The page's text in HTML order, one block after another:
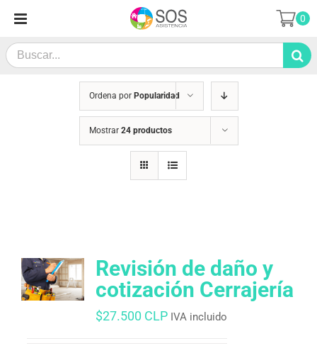
contenido
Search
for:
0
Ordena por Popularidad
Mostrar 24 productos
Revisión de daño y
cotización Cerrajería
$27.500 CLP IVA incluido